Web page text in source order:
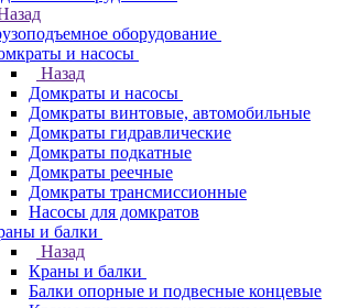
оборудование
и насосы
Назад
Домкраты и насосы
Домкраты винтовые, автомобильные
Домкраты гидравлические
Домкраты подкатные
Домкраты реечные
Домкраты трансмиссионные
Насосы для домкратов
и балки
Назад
Краны и балки
Балки опорные и подвесные концевые